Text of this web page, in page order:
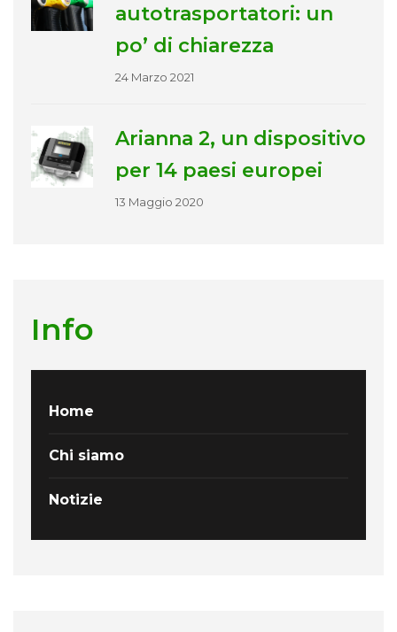
autotrasportatori: un
po’ di chiarezza
24 Marzo 2021
Arianna 2, un dispositivo
per 14 paesi europei
13 Maggio 2020
Info
Home
Chi siamo
Notizie